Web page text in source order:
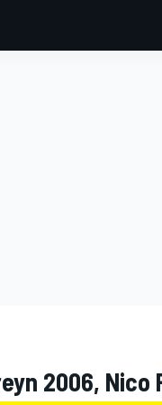
2006, Nico